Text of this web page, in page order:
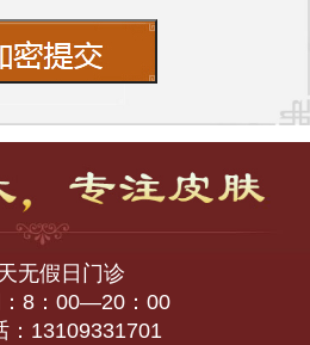
无假日门诊
8：00—20：00
：13109331701